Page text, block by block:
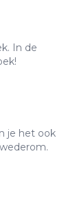
In de
je het ook